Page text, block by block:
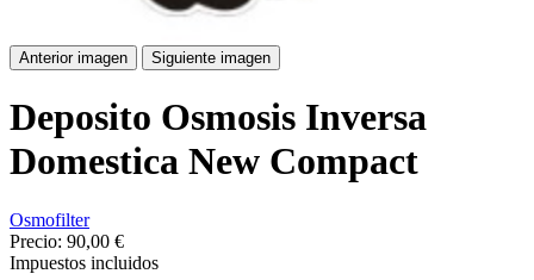
Anterior imagen Siguiente imagen
Deposito Osmosis Inversa
Domestica New Compact
Osmofilter
Precio: 90,00 €
Impuestos incluidos